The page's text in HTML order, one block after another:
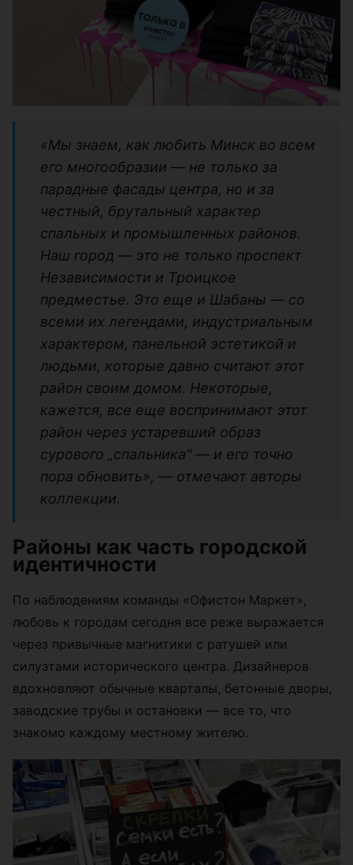
«Мы знаем, как любить Минск во всем
его многообразии — не только за
парадные фасады центра, но и за
честный, брутальный характер
спальных и промышленных районов.
Наш город — это не только проспект
Независимости и Троицкое
предместье. Это еще и Шабаны — со
всеми их легендами, индустриальным
характером, панельной эстетикой и
людьми, которые давно считают этот
район своим домом. Некоторые,
кажется, все еще воспринимают этот
район через устаревший образ
сурового „спальника" — и его точно
пора обновить», — отмечают авторы
коллекции.
Районы как часть городской
идентичности
По наблюдениям команды «Офистон Маркет»,
любовь к городам сегодня все реже выражается
через привычные магнитики с ратушей или
силуэтами исторического центра. Дизайнеров
вдохновляют обычные кварталы, бетонные дворы,
заводские трубы и остановки — все то, что
знакомо каждому местному жителю.